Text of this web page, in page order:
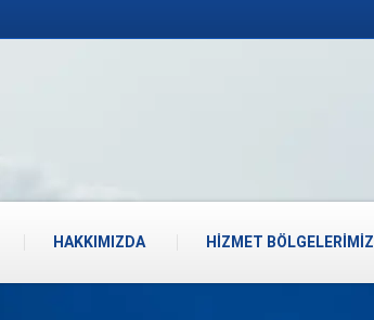
HAKKIMIZDA HİZMET BÖLGELERİMİZ